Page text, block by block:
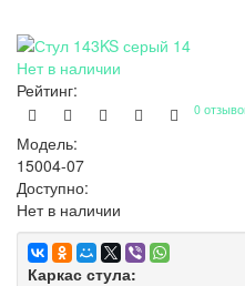
Нет в наличии
Рейтинг:
0
Модель:
15004-07
Доступно:
Нет в наличии
Каркас стула: